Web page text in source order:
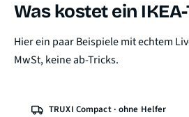
Was kostet ein
Hier ein paar Beispiele mit echtem
MwSt, keine ab-Tricks.
TRUXI Compact · ohne Helfer